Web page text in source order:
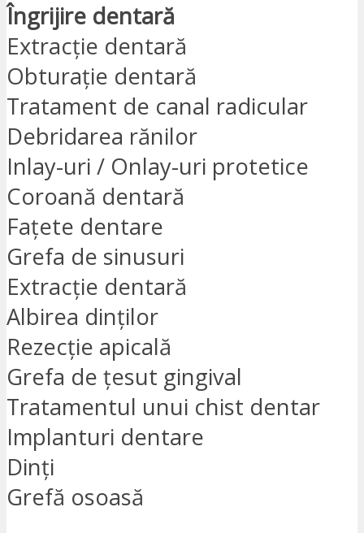
Îngrijire dentară
Extracție dentară
Obturație dentară
Tratament de canal radicular
Debridarea rănilor
Inlay-uri / Onlay-uri protetice
Coroană dentară
Fațete dentare
Grefa de sinusuri
Extracție dentară
Albirea dinților
Rezecție apicală
Grefa de țesut gingival
Tratamentul unui chist dentar
Implanturi dentare
Dinți
Grefă osoasă